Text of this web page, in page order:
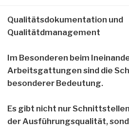
Qualitätsdokumentation und
Qualitätdmanagement
Im Besonderen beim
Arbeitsgattungen sind die
besonderer Bedeutung.
Es gibt nicht nur
der Ausführungsqualität,